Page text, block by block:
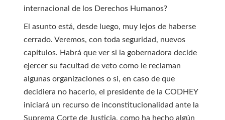
internacional de los Derechos Humanos?
El asunto está, desde luego, muy lejos de haberse
cerrado. Veremos, con toda seguridad, nuevos
capítulos. Habrá que ver si la gobernadora decide
ejercer su facultad de veto como le reclaman
algunas organizaciones o si, en caso de que
decidiera no hacerlo, el presidente de la CODHEY
iniciará un recurso de inconstitucionalidad ante la
Suprema Corte de Justicia, como ha hecho algún